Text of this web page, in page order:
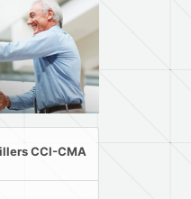
CCI-CMA